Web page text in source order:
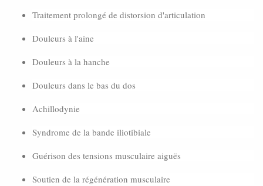
Traitement prolongé de distorsion d'articulation
Douleurs à l'aine
Douleurs à la hanche
Douleurs dans le bas du dos
Achillodynie
Syndrome de la bande iliotibiale
Guérison des tensions musculaire aiguës
Soutien de la régénération musculaire